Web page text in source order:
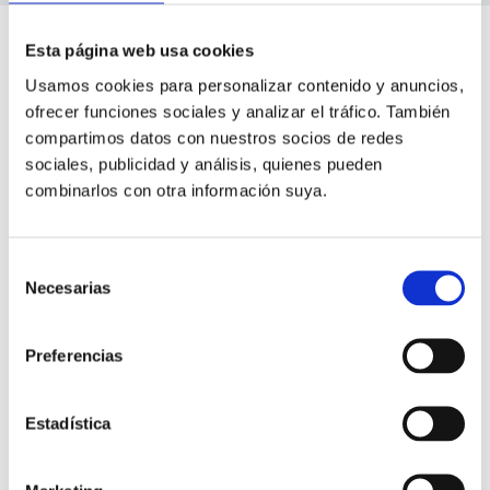
Esta página web usa cookies
Usamos cookies para personalizar contenido y anuncios,
ofrecer funciones sociales y analizar el tráfico. También
compartimos datos con nuestros socios de redes
sociales, publicidad y análisis, quienes pueden
combinarlos con otra información suya.
Necesarias
Preferencias
Estadística
Precios y ofertas
Descubre los precios y ofertas para hacer tu curso en
Cenáutica y reserva tu plaza ahora en nuestra web.
Formación Sanitaria Inicial
Curso Formación Sanitaria Específica Inicial
449€ Reserva tu plaza